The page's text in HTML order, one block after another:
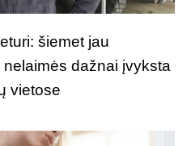
šiemet jau
dažnai įvyksta
vietose